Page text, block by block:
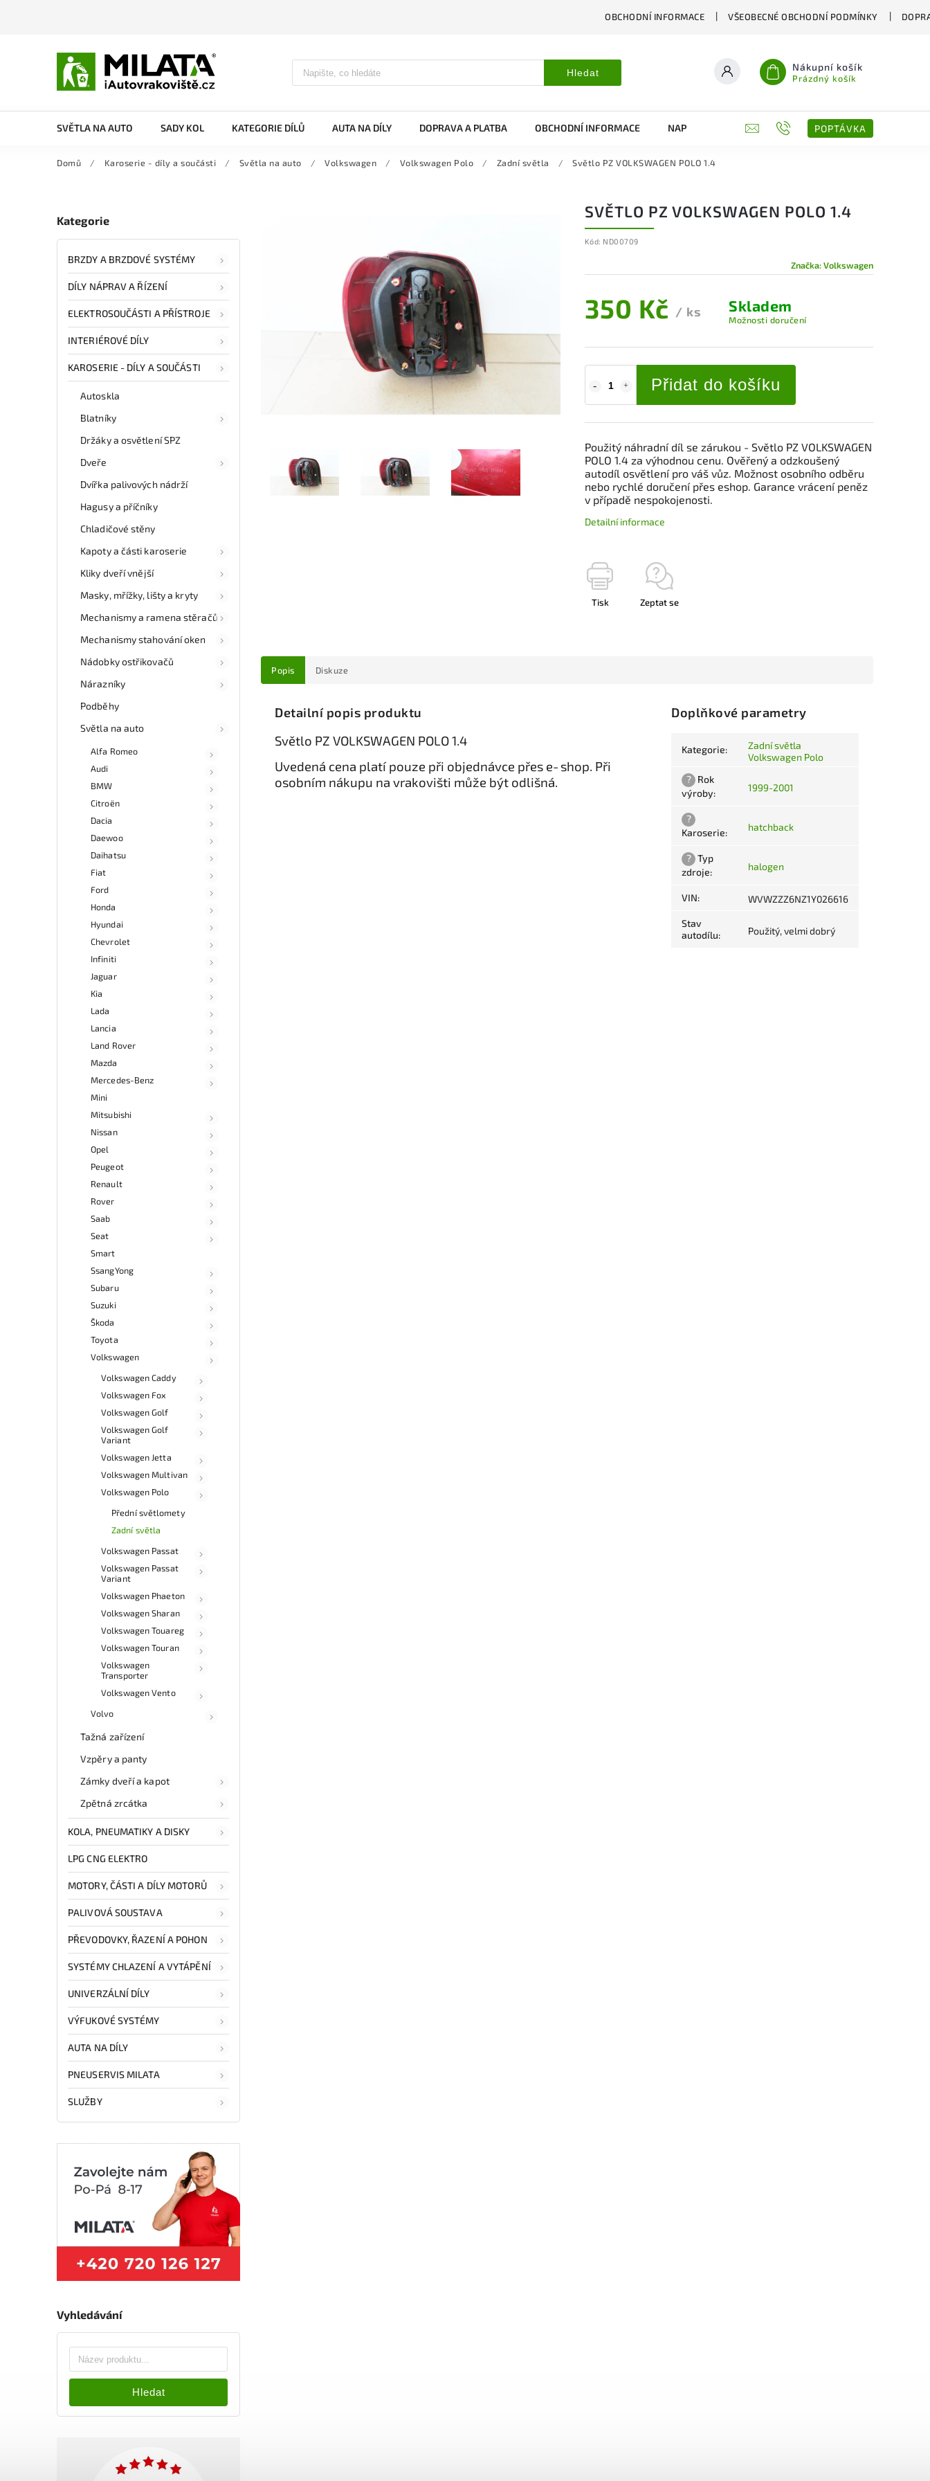
OBCHODNÍ INFORMACE VŠEOBECNÉ OBCHODNÍ PODMÍNKY
Hledat Nákupní košík
Prázdný košík
SVĚTLA NA AUTO SADY KOL KATEGORIE DÍLŮ AUTA NA DÍLY DOPRAVA A PLATBA OBCHODNÍ INFORMACE NAPIŠTE NÁM KONTAKTY POPTÁVKA
Domů / Karoserie - díly a součásti / Světla na auto / Volkswagen / Volkswagen Polo / Zadní světla / Světlo PZ VOLKSWAGEN POLO 1.4
Kategorie
BRZDY A BRZDOVÉ SYSTÉMY
DÍLY NÁPRAV A ŘÍZENÍ
ELEKTROSOUČÁSTI A PŘÍSTROJE
INTERIÉROVÉ DÍLY
KAROSERIE - DÍLY A SOUČÁSTI
Autoskla
Blatníky
Držáky a osvětlení SPZ
Dveře
Dvířka palivových nádrží
Hagusy a příčníky
Chladičové stěny
Kapoty a části karoserie
Kliky dveří vnější
Masky, mřížky, lišty a kryty
Mechanismy a ramena stěračů
Mechanismy stahování oken
Nádobky ostřikovačů
Nárazníky
Podběhy
Světla na auto
Alfa Romeo
Audi
BMW
Citroën
Dacia
Daewoo
Daihatsu
Fiat
Ford
Honda
Hyundai
Chevrolet
Infiniti
Jaguar
Kia
Lada
Lancia
Land Rover
Mazda
Mercedes-Benz
Mini
Mitsubishi
Nissan
Opel
Peugeot
Renault
Rover
Saab
Seat
Smart
SsangYong
Subaru
Suzuki
Škoda
Toyota
Volkswagen
Volkswagen Caddy
Volkswagen Fox
Volkswagen Golf
Volkswagen Golf
Variant
Volkswagen Jetta
Volkswagen Multivan
Volkswagen Polo
Přední světlomety
Zadní světla
Volkswagen Passat
Volkswagen Passat
Variant
Volkswagen Phaeton
Volkswagen Sharan
Volkswagen Touareg
Volkswagen Touran
Volkswagen
Transporter
Volkswagen Vento
Volvo
Tažná zařízení
Vzpěry a panty
Zámky dveří a kapot
Zpětná zrcátka
KOLA, PNEUMATIKY A DISKY
LPG CNG ELEKTRO
MOTORY, ČÁSTI A DÍLY MOTORŮ
PALIVOVÁ SOUSTAVA
PŘEVODOVKY, ŘAZENÍ A POHON
SYSTÉMY CHLAZENÍ A VYTÁPĚNÍ
UNIVERZÁLNÍ DÍLY
VÝFUKOVÉ SYSTÉMY
AUTA NA DÍLY
PNEUSERVIS MILATA
SLUŽBY
Vyhledávání
Hledat
SVĚTLO PZ VOLKSWAGEN POLO 1.4
Kód: ND00709
Značka:Volkswagen
350 Kč / ks Skladem
Možnosti doručení
Přidat do košíku
Použitý náhradní díl se zárukou - Světlo PZ VOLKSWAGEN
POLO 1.4 za výhodnou cenu. Ověřený a odzkoušený
autodíl osvětlení pro váš vůz. Možnost osobního odběru
nebo rychlé doručení přes eshop. Garance vrácení peněz
v případě nespokojenosti.
Detailní informace
Tisk Zeptat se
Popis Diskuze
Detailní popis produktu
Světlo PZ VOLKSWAGEN POLO 1.4
Uvedená cena platí pouze při objednávce přes e‑shop. Při
osobním nákupu na vrakovišti může být odlišná.
Doplňkové parametry
Kategorie:
Zadní světla
Volkswagen Polo
? Rok
výroby: 1999-2001
?
Karoserie: hatchback
? Typ
zdroje: halogen
VIN: WVWZZZ6NZ1Y026616
Stav
autodílu: Použitý, velmi dobrý